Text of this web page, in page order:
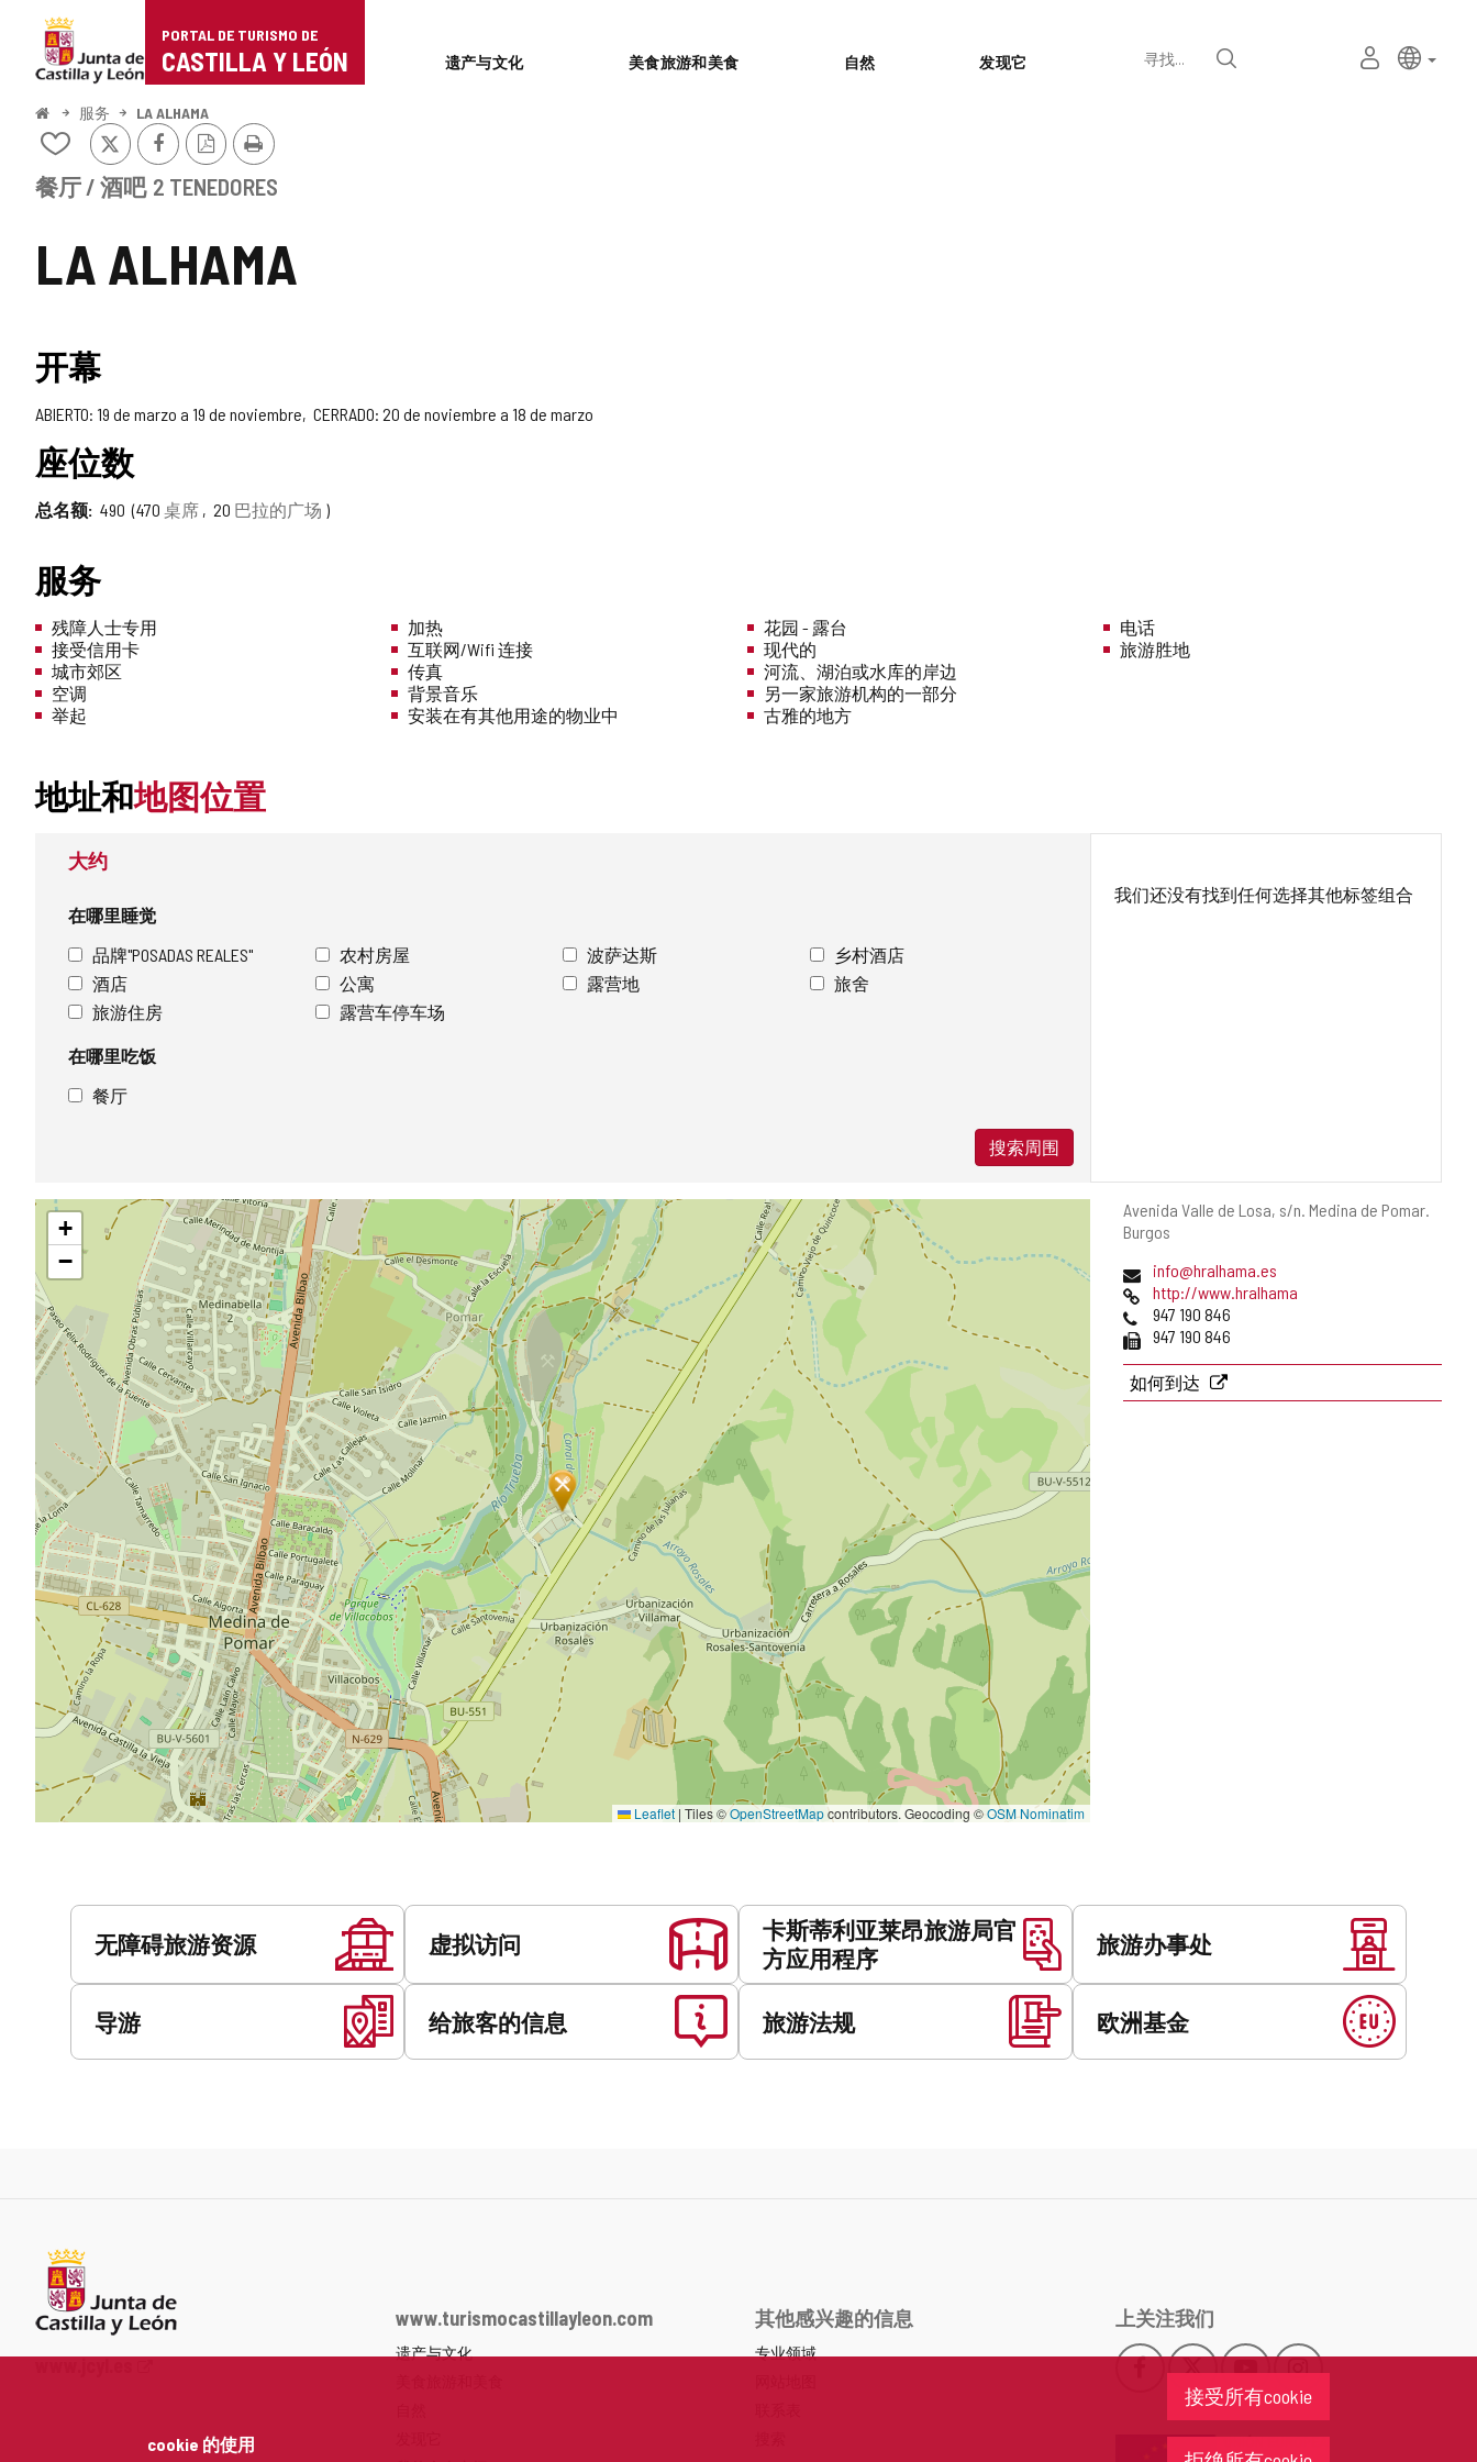
cookie 的使用
接受所有cookie
Portal
de
Turismo
Castilla
León
PORTAL DE TURISMO DE
CASTILLA Y LEÓN 遗产与文化 美食旅游和美食 自然 发现它 寻找
语
言
主动语
中文
开
始
服务 LA ALHAMA
LA ALHAMA
从
的
笔
本
中
除
推
特
FacebookPDF
版
本
打
印
餐厅 / 酒吧 2 TENEDORES
开幕
ABIERTO: 19 de marzo a 19 de noviembre CERRADO: 20 de noviembre a 18 de marzo
座位数
总名额 490 470 桌席 20 巴拉的广场
服务
残障人士专用
接受信用卡
城市郊区
空调
举起
加热
互联网/Wifi 连接
传真
背景音乐
安装在有其他用途的物业中
花园 - 露台
现代的
河流、湖泊或水库的岸边
另一家旅游机构的一部分
古雅的地方
电话
旅游胜地
地址和地图位置
邮
寄
址
Avenida Valle de Losa, s/n. Medina de Pomar.
Burgos
电
子
邮
件
址
info@hralhama.es
网
页
http://www.hralhama
电
话
947 190 846
传
947 190 846
如何到达
大约
在哪里睡觉
品牌"POSADAS REALES"
农村房屋 波萨达斯
乡村酒店
酒店
公寓 露营地
旅舍
旅游住房
露营车停车场
在哪里吃饭
餐厅
搜索周围
我们还没有找到任何选择其他标签组合
跳
图
+
−
Leaflet | Tiles ©OpenStreetMapcontributors. Geocoding ©OSM Nominatim
无障碍旅游资源 虚拟访问
卡斯蒂利亚莱昂旅游局官
方应用程序
旅游办事处
导游 给旅客的信息 旅游法规 欧洲基金
Junta
www.turismocastillayleon.com
遗产与文化
其他感兴趣的信息
专业领域
上关注我们
此
链
接
会
此
链
接
会
此
链
接
会